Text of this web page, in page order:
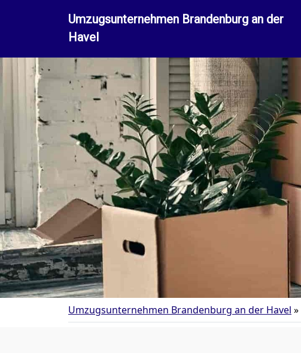
Umzugsunternehmen Brandenburg an der
Havel
Umzugsunternehmen Brandenburg an der Havel »